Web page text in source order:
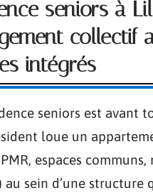
seniors à
collectif
intégrés
seniors est avant
loue un
espaces
au sein d’une structure